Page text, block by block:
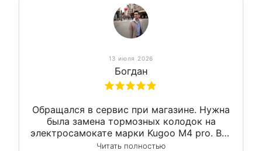
13 июля 2026
Богдан
Обращался в сервис при магазине. Нужна
была замена тормозных колодок на
электросамокате марки Kugoo M4 pro. Всё
сделали в лучшем виде и в максимально
Читать полностью